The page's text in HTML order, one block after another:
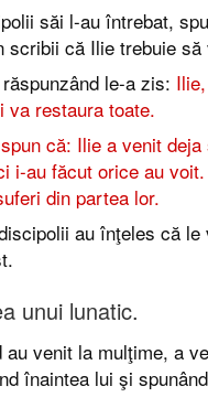
săi l-au întrebat,
scribii că Ilie trebuie
le-a zis:
va restaura toate.
că: Ilie a venit
i-au făcut orice au
din partea lor.
au înţeles că le
unui lunatic.
au venit la mulţime, a
înaintea lui şi